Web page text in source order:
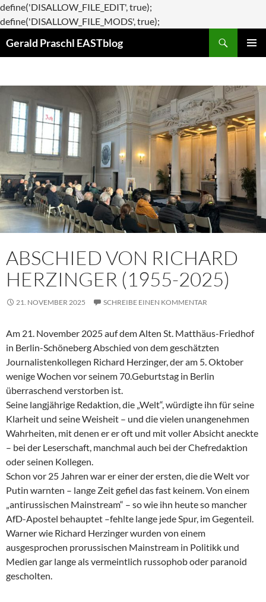
define('DISALLOW_FILE_EDIT', true);
define('DISALLOW_FILE_MODS', true);
Gerald Praschl EASTblog
ABSCHIED VON RICHARD
HERZINGER (1955-2025)
21. NOVEMBER 2025 SCHREIBE EINEN KOMMENTAR
Am 21. November 2025 auf dem Alten St. Matthäus-Friedhof
in Berlin-Schöneberg Abschied von dem geschätzten
Journalistenkollegen Richard Herzinger, der am 5. Oktober
wenige Wochen vor seinem 70.Geburtstag in Berlin
überraschend verstorben ist.
Seine langjährige Redaktion, die „Welt“, würdigte ihn für seine
Klarheit und seine Weisheit – und die vielen unangenehmen
Wahrheiten, mit denen er er oft und mit voller Absicht aneckte
– bei der Leserschaft, manchmal auch bei der Chefredaktion
oder seinen Kollegen.
Schon vor 25 Jahren war er einer der ersten, die die Welt vor
Putin warnten – lange Zeit gefiel das fast keinem. Von einem
„antirussischen Mainstream“ – so wie ihn heute so mancher
AfD-Apostel behauptet –fehlte lange jede Spur, im Gegenteil.
Warner wie Richard Herzinger wurden von einem
ausgesprochen prorussischen Mainstream in Politikk und
Medien gar lange als vermeintlich russophob oder paranoid
gescholten.